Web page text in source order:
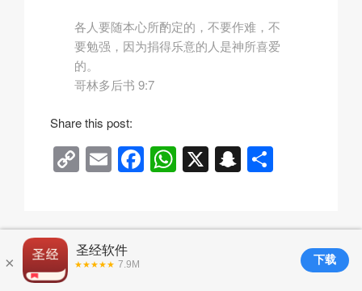
各人要随本心所酌定的，不要作难，不
要勉强，因为捐得乐意的人是神所喜爱
的。
哥林多后书 9:7
Share this post:
C
o
y
Li
E
m
F
a
e
W
h
s
X S
n
p